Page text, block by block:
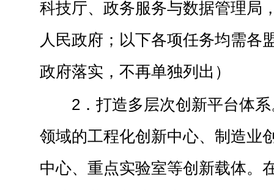
科技厅、政务服务与数据管理局
人民政府；以下各项任务均需各
政府落实，不再单独列出）
2．打造多层次创新平台体
领域的工程化创新中心、制造业
中心、重点实验室等创新载体。